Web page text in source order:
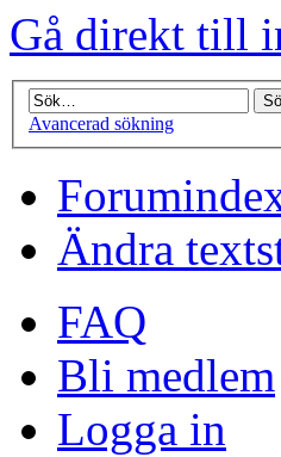
Gå direkt till
Avancerad sökning
Ändra
FAQ
Bli medlem
Logga in